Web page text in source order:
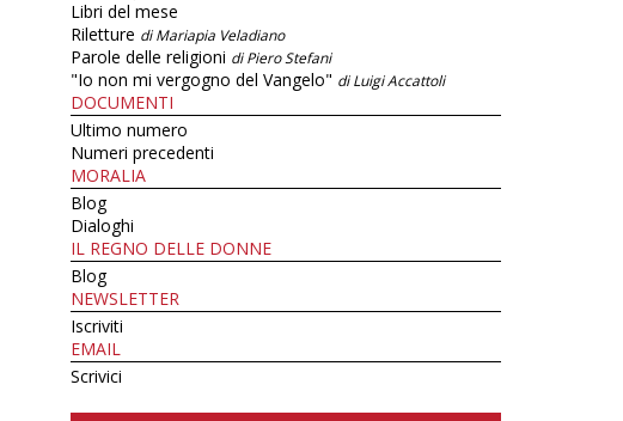
Libri del mese
Riletture di Mariapia Veladiano
Parole delle religioni di Piero Stefani
"Io non mi vergogno del Vangelo" di Luigi Accattoli
DOCUMENTI
Ultimo numero
Numeri precedenti
MORALIA
Blog
Dialoghi
IL REGNO DELLE DONNE
Blog
NEWSLETTER
Iscriviti
EMAIL
Scrivici